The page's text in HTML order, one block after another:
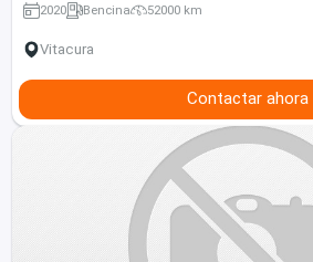
2020 Bencina 52000 km
Vitacura
Contactar ahora